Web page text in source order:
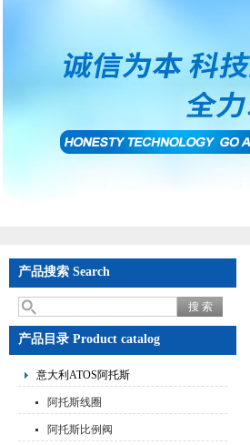
产品搜索 Search
产品目录 Product catalog
意大利ATOS阿托斯
阿托斯线圈
阿托斯比例阀